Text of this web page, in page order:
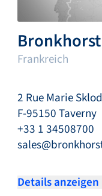
Bronkhorst
Frankreich
2 Rue Marie
F-95150 Taverny
+33 1 34508700
Details anzeigen